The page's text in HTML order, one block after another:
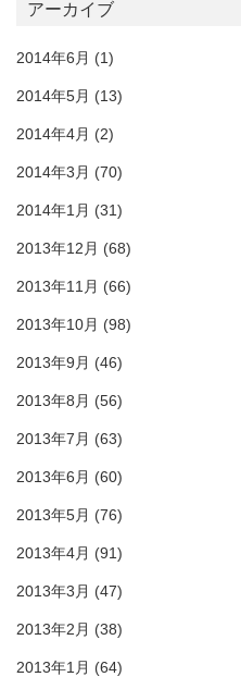
アーカイブ
2014年6月 (1)
2014年5月 (13)
2014年4月 (2)
2014年3月 (70)
2014年1月 (31)
2013年12月 (68)
2013年11月 (66)
2013年10月 (98)
2013年9月 (46)
2013年8月 (56)
2013年7月 (63)
2013年6月 (60)
2013年5月 (76)
2013年4月 (91)
2013年3月 (47)
2013年2月 (38)
2013年1月 (64)